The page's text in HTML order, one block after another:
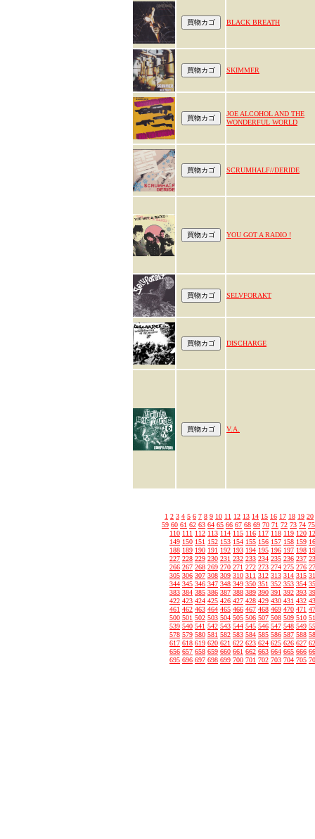
BLACK BREATH
SKIMMER
JOE ALCOHOL AND THE
WONDERFUL WORLD
SCRUMHALF//DERIDE
YOU GOT A RADIO !
SELVFORAKT
DISCHARGE
V.A.
1 2 3 4 5 6 7 8 9 10 11 12 13 14 15 16 17 18 19 20
59 60 61 62 63 64 65 66 67 68 69 70 71 72 73 74 75
110 111 112 113 114 115 116 117 118 119 120
149 150 151 152 153 154 155 156 157 158 159
188 189 190 191 192 193 194 195 196 197 198
227 228 229 230 231 232 233 234 235 236 237
266 267 268 269 270 271 272 273 274 275 276
305 306 307 308 309 310 311 312 313 314 315
344 345 346 347 348 349 350 351 352 353 354
383 384 385 386 387 388 389 390 391 392 393
422 423 424 425 426 427 428 429 430 431 432
461 462 463 464 465 466 467 468 469 470 471
500 501 502 503 504 505 506 507 508 509 510
539 540 541 542 543 544 545 546 547 548 549
578 579 580 581 582 583 584 585 586 587 588
617 618 619 620 621 622 623 624 625 626 627
656 657 658 659 660 661 662 663 664 665 666
695 696 697 698 699 700 701 702 703 704 705